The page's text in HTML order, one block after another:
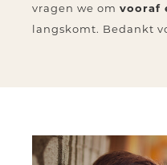
vragen we om vooraf
langskomt. Bedankt